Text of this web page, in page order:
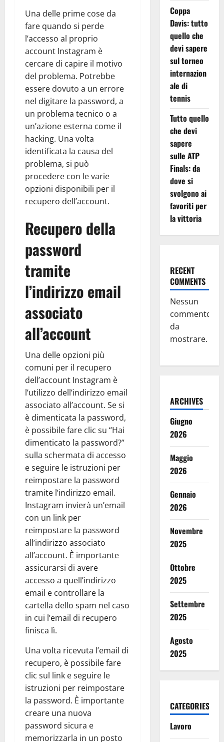
Una delle prime cose da
fare quando si perde
l’accesso al proprio
account Instagram è
cercare di capire il motivo
del problema. Potrebbe
essere dovuto a un errore
nel digitare la password, a
un problema tecnico o a
un’azione esterna come il
hacking. Una volta
identificata la causa del
problema, si può
procedere con le varie
opzioni disponibili per il
recupero dell’account.
Recupero della
password
tramite
l’indirizzo email
associato
all’account
Una delle opzioni più
comuni per il recupero
dell’account Instagram è
l’utilizzo dell’indirizzo email
associato all’account. Se si
è dimenticata la password,
è possibile fare clic su “Hai
dimenticato la password?”
sulla schermata di accesso
e seguire le istruzioni per
reimpostare la password
tramite l’indirizzo email.
Instagram invierà un’email
con un link per
reimpostare la password
all’indirizzo associato
all’account. È importante
assicurarsi di avere
accesso a quell’indirizzo
email e controllare la
cartella dello spam nel caso
in cui l’email di recupero
finisca lì.
Una volta ricevuta l’email di
recupero, è possibile fare
clic sul link e seguire le
istruzioni per reimpostare
la password. È importante
creare una nuova
password sicura e
memorizzarla in un posto
Coppa
Davis: tutto
quello che
devi sapere
sul torneo
internazion
ale di
tennis
Tutto quello
che devi
sapere
sulle ATP
Finals: da
dove si
svolgono ai
favoriti per
la vittoria
RECENT
COMMENTS
Nessun
commento
da
mostrare.
ARCHIVES
Giugno
2026
Maggio
2026
Gennaio
2026
Novembre
2025
Ottobre
2025
Settembre
2025
Agosto
2025
CATEGORIES
Lavoro